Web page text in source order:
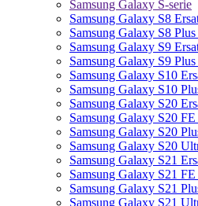
Samsung Galaxy S-serie
Samsung Galaxy S8
Samsung Galaxy S8
Samsung Galaxy S9
Samsung Galaxy S9
Samsung Galaxy S10
Samsung Galaxy S10
Samsung Galaxy S20
Samsung Galaxy S20
Samsung Galaxy S20
Samsung Galaxy S20
Samsung Galaxy S21
Samsung Galaxy S21
Samsung Galaxy S21
Samsung Galaxy S21